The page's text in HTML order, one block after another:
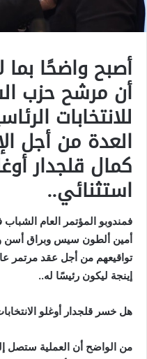
أصبح واضحًا بما
أن مرشح حزب
للانتخابات
العدة من أجل
كمال قلجدار
استثنائي..
فمندوبو المؤتمر العام
أمين ألطون سيس وبراق أسن
تواقيعهم من أجل عقد مرتمر
إينجة ليكون رئيسًا له..
هل خسر قلجدار أوغلو
من الواضح أن العملية ستصل